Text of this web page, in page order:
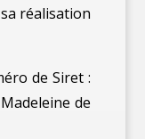
réalisation
de Siret :
de